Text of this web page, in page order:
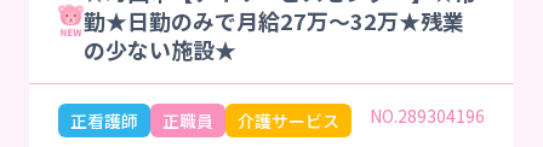
勤★日勤のみで月給27万～32万★残業
の少ない施設★
正看護師 正職員 介護サービス NO.289304196